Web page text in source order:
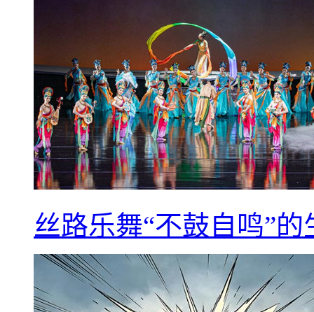
丝路乐舞“不鼓自鸣”